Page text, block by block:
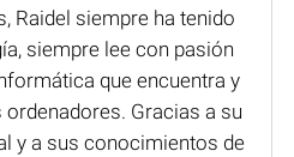
Raidel siempre ha tenido
siempre lee con pasión
que encuentra y
Gracias a su
y a sus conocimientos de